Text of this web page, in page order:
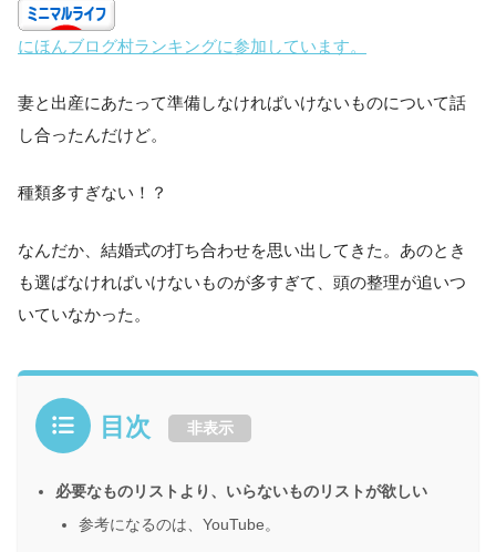
にほんブログ村ランキングに参加しています。
妻と出産にあたって準備しなければいけないものについて話
し合ったんだけど。
種類多すぎない！？
なんだか、結婚式の打ち合わせを思い出してきた。あのとき
も選ばなければいけないものが多すぎて、頭の整理が追いつ
いていなかった。
目次 非表示
必要なものリストより、いらないものリストが欲しい
参考になるのは、YouTube。